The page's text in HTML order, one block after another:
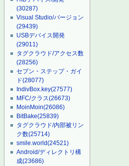
(30287)
Visual Studio/バージョン
(29439)
USBデバイス開発
(29011)
タグクラウド/アクセス数
(28256)
セブン・ステップ・ガイ
ド(28077)
IndivBox.key(27577)
MFC/クラス(26673)
MoinMoin(26086)
BitBake(25839)
タグクラウド/内部被リン
ク数(25714)
smile.world(24521)
Android/ディレクトリ構
成(23686)